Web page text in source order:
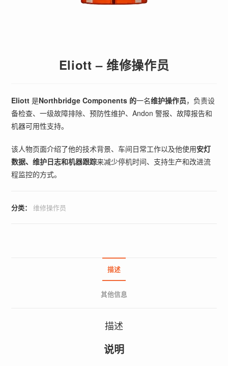
Eliott – 维修操作员
Eliott 是Northbridge Components 的一名维护操作员，负责设
备检查、一级故障排除、预防性维护、Andon 警报、故障报告和
机器可用性支持。
该人物页面介绍了他的技术背景、车间日常工作以及他使用安灯
数据、维护日志和机器跟踪来减少停机时间、支持生产和改进流
程监控的方式。
分类： 维修操作员
描述
其他信息
描述
说明